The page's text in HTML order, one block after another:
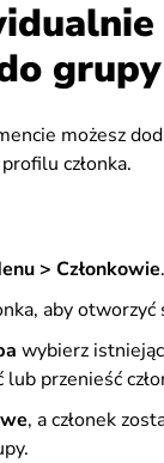
grupy
możesz
członka.
> Członkowie.
aby
wybierz
lub przenieść
, a członek